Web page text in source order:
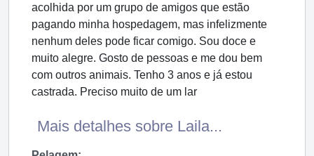
acolhida por um grupo de amigos que estão
pagando minha hospedagem, mas infelizmente
nenhum deles pode ficar comigo. Sou doce e
muito alegre. Gosto de pessoas e me dou bem
com outros animais. Tenho 3 anos e já estou
castrada. Preciso muito de um lar
Mais detalhes sobre Laila...